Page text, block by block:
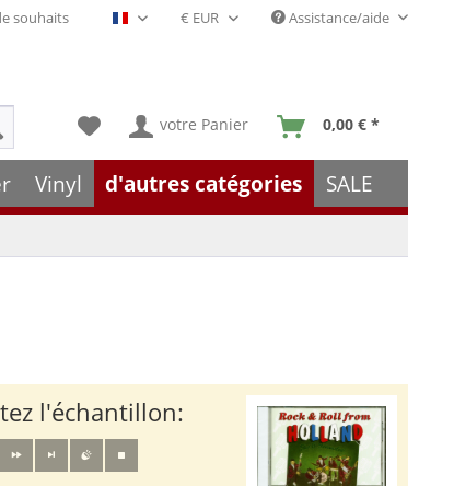
souhaits Français- FR Assistance/aide
votre Panier 0,00 € *
Vinyl d'autres catégories SALE
l'échantillon: